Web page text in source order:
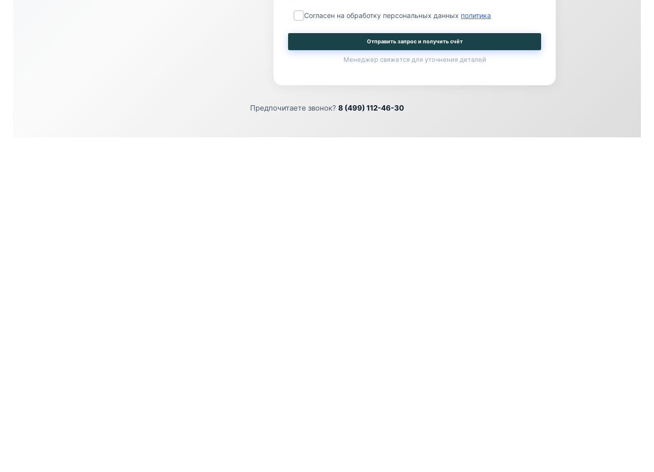
Согласен на обработку персональных данных политика
Отправить запрос и получить счёт
Менеджер свяжется для уточнения деталей
Предпочитаете звонок? 8 (499) 112-46-30